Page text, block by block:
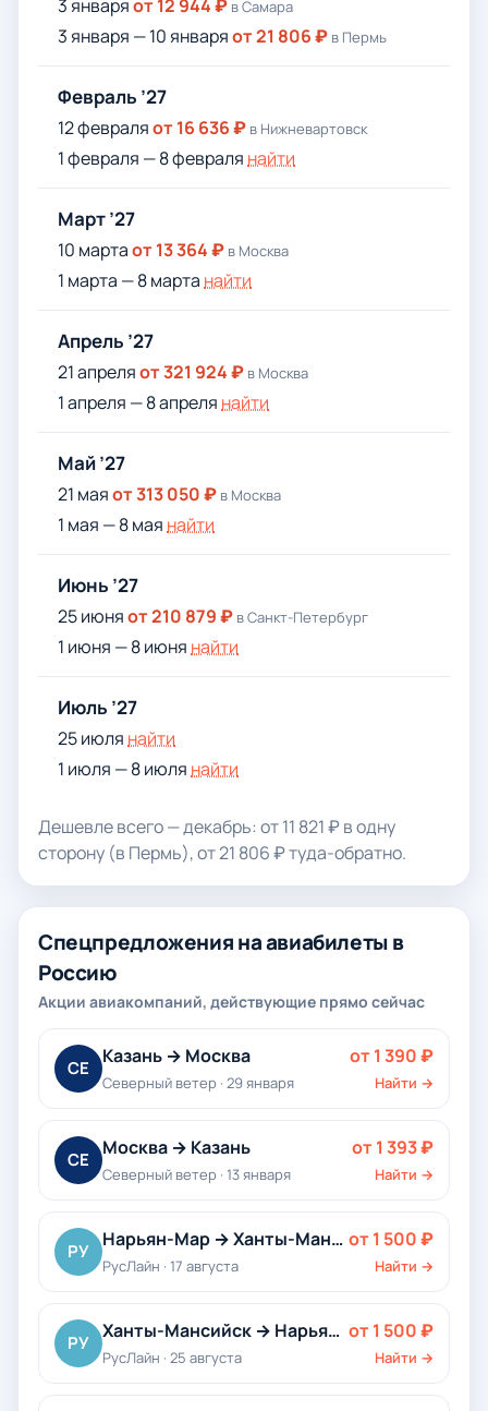
3 январяот 12 944 ₽ в Самара
3 января — 10 январяот 21 806 ₽ в Пермь
Февраль ’27
12 февраляот 16 636 ₽ в Нижневартовск
1 февраля — 8 февраля найти
Март ’27
10 мартаот 13 364 ₽ в Москва
1 марта — 8 марта найти
Апрель ’27
21 апреляот 321 924 ₽ в Москва
1 апреля — 8 апреля найти
Май ’27
21 маяот 313 050 ₽ в Москва
1 мая — 8 мая найти
Июнь ’27
25 июняот 210 879 ₽ в Санкт-Петербург
1 июня — 8 июня найти
Июль ’27
25 июля найти
1 июля — 8 июля найти
Дешевле всего — декабрь: от 11 821 ₽ в одну
сторону (в Пермь), от 21 806 ₽ туда-обратно.
Спецпредложения на авиабилеты в
Россию
Акции авиакомпаний, действующие прямо сейчас
СЕ
Казань → Москва
Северный ветер · 29 января
от 1 390 ₽
Найти →
СЕ
Москва → Казань
Северный ветер · 13 января
от 1 393 ₽
Найти →
РУ
Нарьян-Мар → Ханты-Мансийск
РусЛайн · 17 августа
от 1 500 ₽
Найти →
РУ
Ханты-Мансийск → Нарьян-Мар
РусЛайн · 25 августа
от 1 500 ₽
Найти →